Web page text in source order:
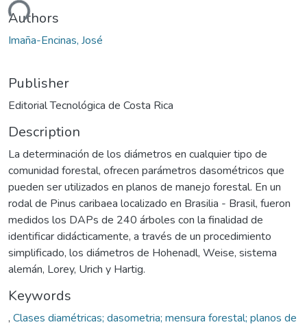
Authors
Imaña-Encinas, José
Publisher
Editorial Tecnológica de Costa Rica
Description
La determinación de los diámetros en cualquier tipo de
comunidad forestal, ofrecen parámetros dasométricos que
pueden ser utilizados en planos de manejo forestal. En un
rodal de Pinus caribaea localizado en Brasilia - Brasil, fueron
medidos los DAPs de 240 árboles con la finalidad de
identificar didácticamente, a través de un procedimiento
simplificado, los diámetros de Hohenadl, Weise, sistema
alemán, Lorey, Urich y Hartig.
Keywords
, Clases diamétricas; dasometria; mensura forestal; planos de